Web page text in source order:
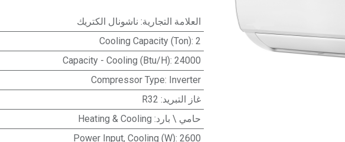
العلامة التجارية: ناشونال الكتريك
Cooling Capacity (Ton):2
Capacity - Cooling (Btu/H):24000
Compressor Type: Inverter
غاز التبريد:
R32
حامي \ بارد:
Heating & Cooling
Power Input, Cooling (W):2600